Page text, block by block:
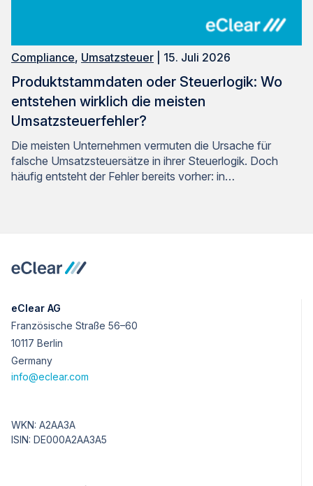
Compliance, Umsatzsteuer | 15. Juli 2026
Produktstammdaten oder Steuerlogik: Wo
entstehen wirklich die meisten
Umsatzsteuerfehler?
Die meisten Unternehmen vermuten die Ursache für
falsche Umsatzsteuersätze in ihrer Steuerlogik. Doch
häufig entsteht der Fehler bereits vorher: in…
eClear AG
Französische Straße 56–60
10117 Berlin
Germany
info@eclear.com
WKN: A2AA3A
ISIN: DE000A2AA3A5